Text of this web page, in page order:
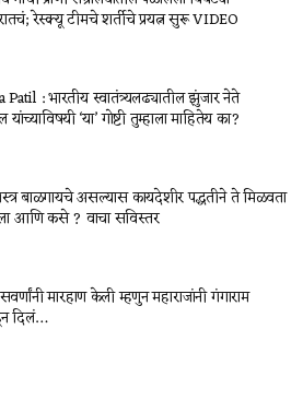
रेस्क्यू टीमचे शर्तीचे प्रयत्न सुरू VIDEO
: भारतीय स्वातंत्र्यलढ्यातील झुंजार नेते
यांच्याविषयी ‘या’ गोष्टी तुम्हाला माहितेय का?
बाळगायचे असल्यास कायदेशीर पद्धतीने ते मिळवता
आणि कसे ? वाचा सविस्तर
मारहाण केली म्हणुन महाराजांनी गंगाराम
दिलं…